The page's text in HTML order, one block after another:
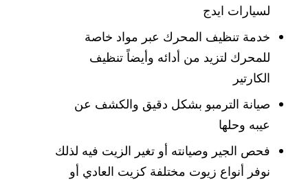
لسيارات ايدج
خدمة تنظيف المحرك عبر مواد خاصة
للمحرك لتزيد من أدائه وأيضاً تنظيف
الكارتير
صيانة الترمبو بشكل دقيق والكشف عن
عيبه وحلها
فحص الجير وصيانته أو تغير الزيت فيه لذلك
نوفر أنواع زيوت مختلفة كزيت العادي أو